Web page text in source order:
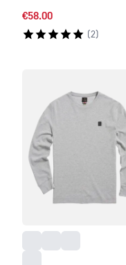
€58.00
(2)